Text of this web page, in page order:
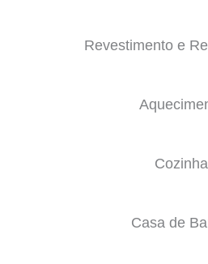
Revestimento e
Cozinha
Casa de